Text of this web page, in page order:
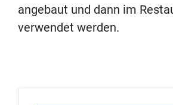
angebaut und dann im
verwendet werden.